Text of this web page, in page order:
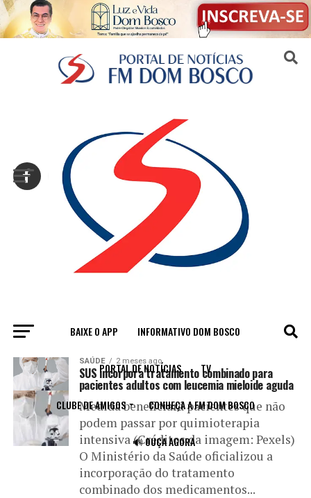
BAIXE O APP INFORMATIVO DOM BOSCO
PORTAL DE NOTÍCIAS TV
CLUBE DE AMIGOS CONHEÇA A FM DOM BOSCO
🔊 OUÇA AGORA
All posts tagged "quimioterapia"
SAÚDE 2 meses ago
SUS incorpora tratamento combinado para
pacientes adultos com leucemia mieloide aguda
Medida beneficiará pacientes que não
podem passar por quimioterapia
intensiva (Créditos da imagem: Pexels)
O Ministério da Saúde oficializou a
incorporação do tratamento
combinado dos medicamentos...
Sair da versão mobile